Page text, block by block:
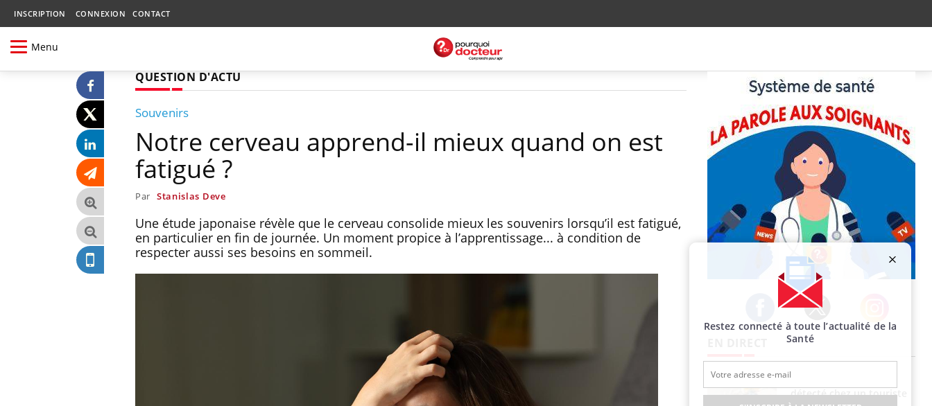
INSCRIPTION CONNEXION CONTACT
Menu
QUESTION D'ACTU
Souvenirs
Notre cerveau apprend-il mieux quand on est
fatigué ?
Par Stanislas Deve
Une étude japonaise révèle que le cerveau consolide mieux les souvenirs lorsqu’il est fatigué,
en particulier en fin de journée. Un moment propice à l’apprentissage... à condition de
respecter aussi ses besoins en sommeil.
Facebook Twitter Instagram
détecté chez un touriste
en France
Restez connecté à toute l’actualité de la
Santé